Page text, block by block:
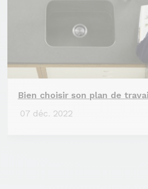
Bien choisir son plan de
07 déc. 2022